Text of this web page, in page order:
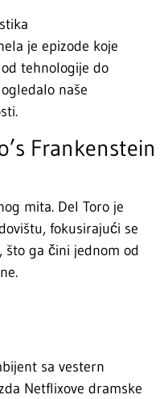
je epizode koje
tehnologije do
naše
Frankenstein
mita. Del Toro je
fokusirajući se
ga čini jednom od
sa vestern
Netflixove dramske